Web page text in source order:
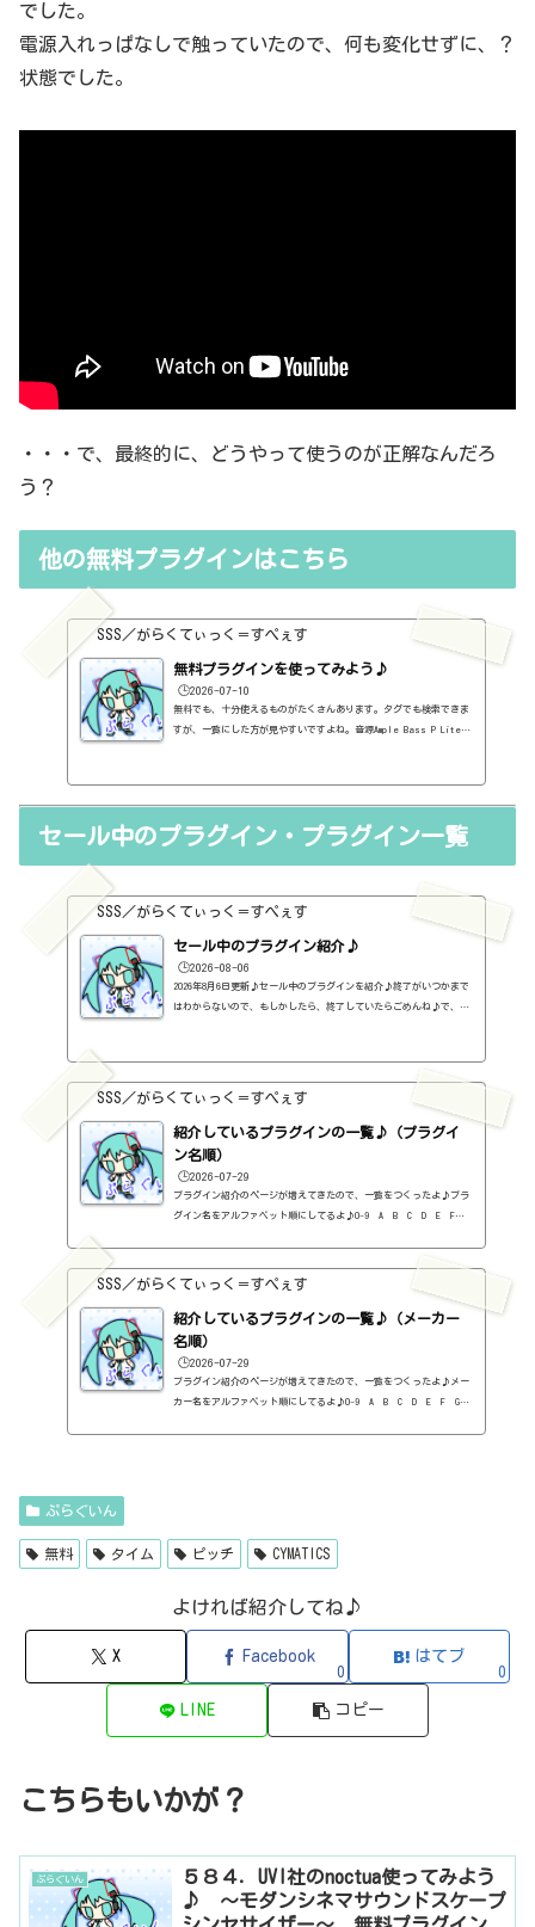
でした。
電源入れっぱなしで触っていたので、何も変化せずに、？
状態でした。
・・・で、最終的に、どうやって使うのが正解なんだろ
う？
他の無料プラグインはこちら
SSS／がらくてぃっく＝すぺぇす
無料プラグインを使ってみよう♪
🕒️2026-07-10
無料でも、十分使えるものがたくさんあります。タグでも検索できま
すが、一覧にした方が見やすいですよね。音源Ample Bass P Lite
1%a6%e3%81%bf/Ample Guitar M Lite Ⅱ～アコースティックギター
セール中のプラグイン・プラグイン一覧
SSS／がらくてぃっく＝すぺぇす
セール中のプラグイン紹介♪
🕒️2026-08-06
2026年8月6日更新♪セール中のプラグインを紹介♪終了がいつかまで
はわからないので、もしかしたら、終了していたらごめんね♪で、相
（ADPTR AUDIO）定価：140ドル → 49.99ドル（Plugin Allianceさ
ん）SCULPT（ADPTR AUDIO）定価：150ドル → 49.99ドル（Plugin Al
lianceさん）...
SSS／がらくてぃっく＝すぺぇす
紹介しているプラグインの一覧♪（プラグイ
ン名順）
🕒️2026-07-29
プラグイン紹介のページが増えてきたので、一覧をつくったよ♪プラ
グイン名をアルファベット順にしてるよ♪0-9 A B C D E F G
料）2B DELAYED CLASSIC（2B Played Music・ディレイ・有料）2B RE
VERBED（2B Played Music・リバーブ・有料）2B Shaped Filter（2
B Played Music・フィルタープラグイン・有料）3-Band EQ（Kilohe
arts・EQ・無料）40'S VERY OWN DRUMS（NATIVE INSTRUMENTS・ドラ
ム...
SSS／がらくてぃっく＝すぺぇす
紹介しているプラグインの一覧♪（メーカー
名順）
🕒️2026-07-29
プラグイン紹介のページが増えてきたので、一覧をつくったよ♪メー
カー名をアルファベット順にしてるよ♪0-9 A B C D E F G
ぷらぐいん
無料 タイム ピッチ CYMATICS
よければ紹介してね♪
X Facebook
0
はてブ
0
LINE コピー
こちらもいかが？
ぷらぐいん
５８４．UVI社のnoctua使ってみよう
♪ ～モダンシネマサウンドスケープ